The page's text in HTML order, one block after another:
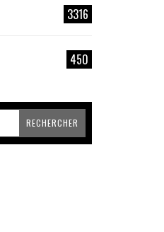
3316
450